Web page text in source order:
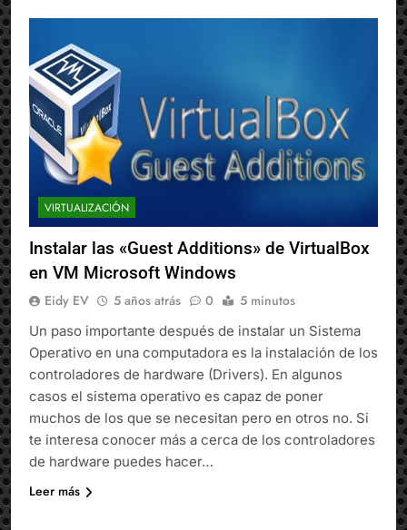
VIRTUALIZACIÓN
Instalar las «Guest Additions» de VirtualBox
en VM Microsoft Windows
Eidy EV 5 años atrás 0 5 minutos
Un paso importante después de instalar un Sistema
Operativo en una computadora es la instalación de los
controladores de hardware (Drivers). En algunos
casos el sistema operativo es capaz de poner
muchos de los que se necesitan pero en otros no. Si
te interesa conocer más a cerca de los controladores
de hardware puedes hacer…
Leer más